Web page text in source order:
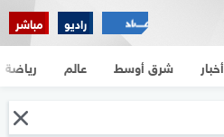
راديو مباشر
أخبار شرق أوسط عالم رياضة